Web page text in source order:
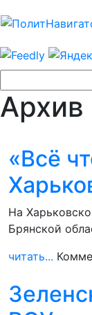
Архив
«Всё
На
Брянской
читать...